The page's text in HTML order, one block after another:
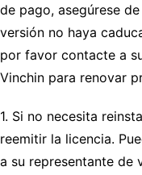
de pago, asegúrese
versión no haya
por favor contacte a
Vinchin para renovar
1. Si no necesita
reemitir la licencia.
a su representante de